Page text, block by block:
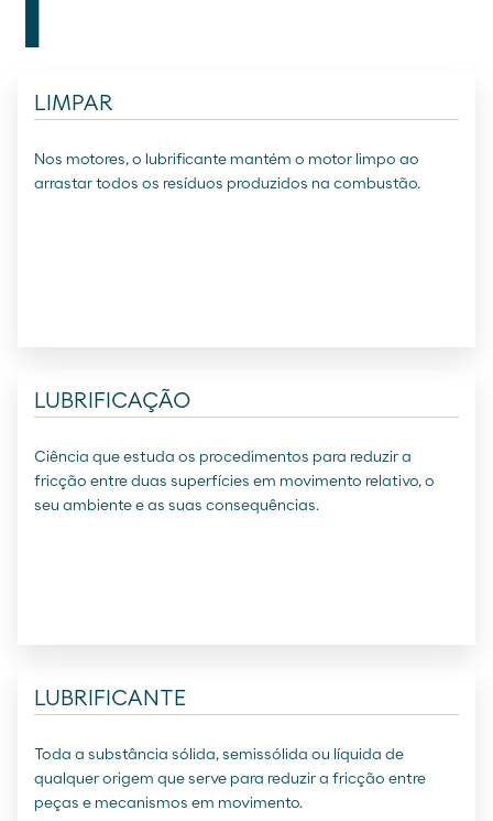
LIMPAR
Nos motores, o lubrificante mantém o motor limpo ao
arrastar todos os resíduos produzidos na combustão.
LUBRIFICAÇÃO
Ciência que estuda os procedimentos para reduzir a
fricção entre duas superfícies em movimento relativo, o
seu ambiente e as suas consequências.
LUBRIFICANTE
Toda a substância sólida, semissólida ou líquida de
qualquer origem que serve para reduzir a fricção entre
peças e mecanismos em movimento.